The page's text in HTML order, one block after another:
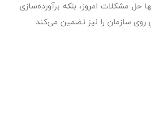
حل مشکلات امروز، بلکه برآورده‌سازی
روی سازمان را نیز تضمین می‌کند.